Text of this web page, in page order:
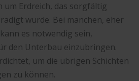
um Erdreich, das sorgfältig
wurde. Bei manchen, eher
es notwendig sein,
den Unterbau einzubringen.
um die übrigen Schichten
zu können.